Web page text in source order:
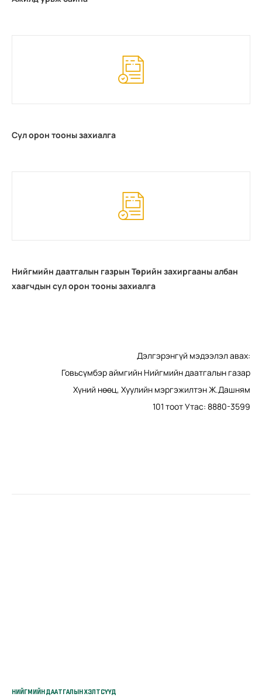
Сул орон тооны захиалга
Нийгмийн даатгалын газрын Төрийн захиргааны албан
хаагчдын сул орон тооны захиалга
Дэлгэрэнгүй мэдээлэл авах:
Говьсүмбэр аймгийн Нийгмийн даатгалын газар
Хүний нөөц, Хуулийн мэргэжилтэн Ж.Дашням
101 тоот Утас: 8880-3599
НИЙГМИЙН ДААТГАЛЫН ХЭЛТСҮҮД